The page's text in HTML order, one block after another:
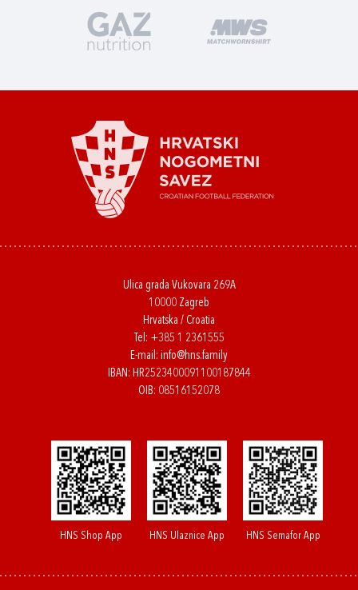
Ulica grada Vukovara 269A
10000 Zagreb
Hrvatska / Croatia
Tel: +385 1 2361555
E-mail: info@hns.family
IBAN: HR2523400091100187844
OIB: 08516152078
HNS Shop App HNS Ulaznice App HNS Semafor App